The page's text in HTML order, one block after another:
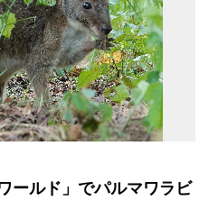
ールド」でパルマワラビ